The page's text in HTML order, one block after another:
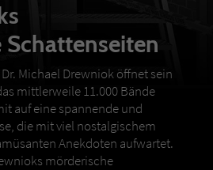
Michael Drewniok öffnet sein
mittlerweile 11.000 Bände
auf eine spannende und
die mit viel nostalgischem
Anekdoten aufwartet.
mörderische